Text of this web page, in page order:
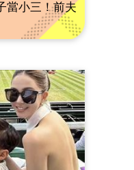
當小三！前夫